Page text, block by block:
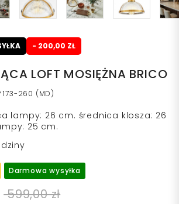
- 200,00 ZŁ
LOFT MOSIĘŻNA BRICO
173-260 (MD)
lampy: 26 cm. średnica klosza: 26
25 cm.
Darmowa wysyłka
599,00 zł